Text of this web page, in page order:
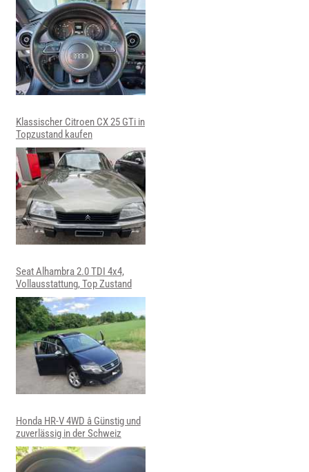
Klassischer Citroen CX 25 GTi in
Topzustand kaufen
Seat Alhambra 2.0 TDI 4x4,
Vollausstattung, Top Zustand
Honda HR-V 4WD â Günstig und
zuverlässig in der Schweiz